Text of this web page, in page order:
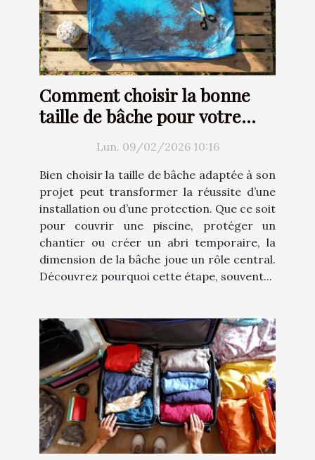
Comment choisir la bonne
taille de bâche pour votre
projet ?Lun. 09/02/2026 10:16
Bien choisir la taille de bâche adaptée à son
projet peut transformer la réussite d’une
installation ou d’une protection. Que ce soit
pour couvrir une piscine, protéger un
chantier ou créer un abri temporaire, la
dimension de la bâche joue un rôle central.
Découvrez pourquoi cette étape, souvent...